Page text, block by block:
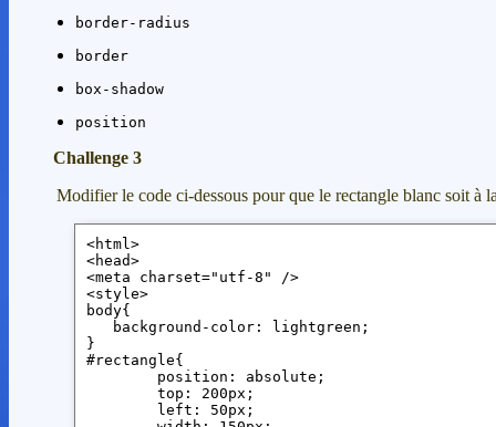
border-radius
border
box-shadow
position
Challenge 3
Modifier le code ci-dessous pour que le rectangle blanc soit à